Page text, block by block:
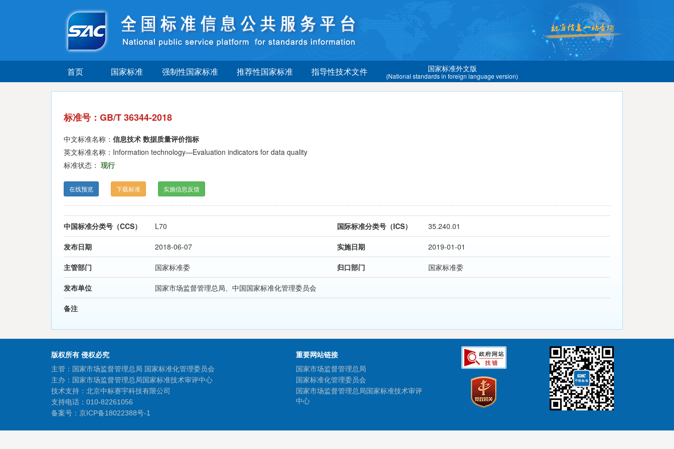
首页 国家标准 强制性国家标准 推荐性国家标准 指导性技术文件 国家标准外文版
(National standards in foreign language version)
标准号：GB/T 36344-2018
中文标准名称： 信息技术 数据质量评价指标
英文标准名称：Information technology—Evaluation indicators for data quality
标准状态： 现行
在线预览 下载标准 实施信息反馈
中国标准分类号（CCS） L70 国际标准分类号（ICS） 35.240.01
发布日期 2018-06-07 实施日期 2019-01-01
主管部门 国家标准委 归口部门 国家标准委
发布单位 国家市场监督管理总局、中国国家标准化管理委员会
备注
版权所有 侵权必究
主管：国家市场监督管理总局 国家标准化管理委员会
主办：国家市场监督管理总局国家标准技术审评中心
技术支持：北京中标赛宇科技有限公司
支持电话：010-82261056
备案号： 京ICP备18022388号-1
重要网站链接
国家市场监督管理总局
国家标准化管理委员会
国家市场监督管理总局国家标准技术审评
中心